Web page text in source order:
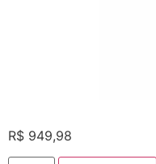
R$ 949,98